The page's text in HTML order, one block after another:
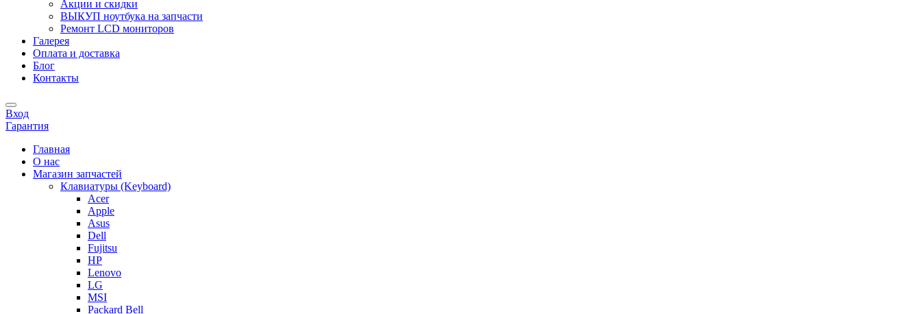
Акции и скидки
ВЫКУП ноутбука на запчасти
Ремонт LCD мониторов
Галерея
Оплата и доставка
Блог
Контакты
Вход
Гарантия
Главная
О нас
Магазин запчастей
Клавиатуры (Keyboard)
Acer
Apple
Asus
Dell
Fujitsu
HP
Lenovo
LG
MSI
Packard Bell